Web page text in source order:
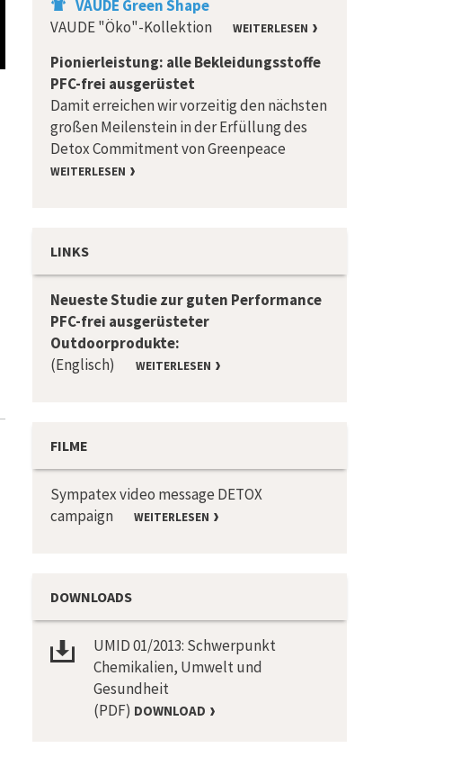
VAUDE Green Shape
VAUDE "Öko"-Kollektion
WEITERLESEN
Pionierleistung: alle Bekleidungsstoffe
PFC-frei ausgerüstet
Damit erreichen wir vorzeitig den nächsten
großen Meilenstein in der Erfüllung des
Detox Commitment von Greenpeace
WEITERLESEN
LINKS
Neueste Studie zur guten Performance
PFC-frei ausgerüsteter
Outdoorprodukte:
(Englisch)
WEITERLESEN
FILME
Sympatex video message DETOX
campaign
WEITERLESEN
DOWNLOADS
UMID 01/2013: Schwerpunkt
Chemikalien, Umwelt und
Gesundheit
(PDF) DOWNLOAD